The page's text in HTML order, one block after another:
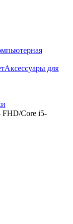
Аксессуары для
FHD/Core i5-